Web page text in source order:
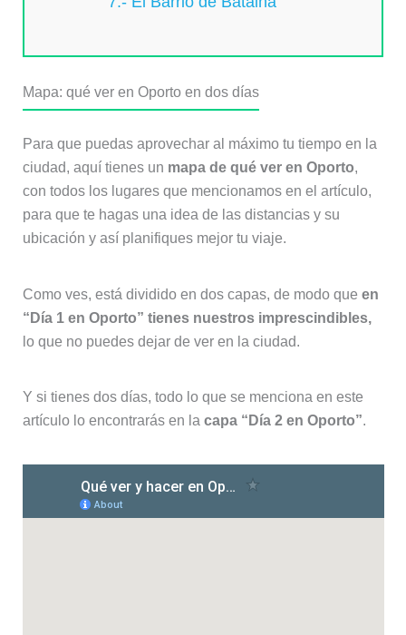
Mapa: qué ver en Oporto en dos días
Para que puedas aprovechar al máximo tu tiempo en la
ciudad, aquí tienes un mapa de qué ver en Oporto,
con todos los lugares que mencionamos en el artículo,
para que te hagas una idea de las distancias y su
ubicación y así planifiques mejor tu viaje.
Como ves, está dividido en dos capas, de modo que en
“Día 1 en Oporto” tienes nuestros imprescindibles,
lo que no puedes dejar de ver en la ciudad.
Y si tienes dos días, todo lo que se menciona en este
artículo lo encontrarás en la capa “Día 2 en Oporto”.